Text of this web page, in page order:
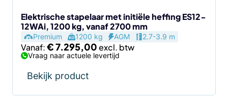
Elektrische stapelaar met initiële heffing ES12-
12WAi, 1200 kg, vanaf 2700 mm
Premium 1200 kg AGM 2.7-3.9 m
Vanaf:€7.295,00
Vraag naar actuele levertijd
Bekijk product
de
productpagina